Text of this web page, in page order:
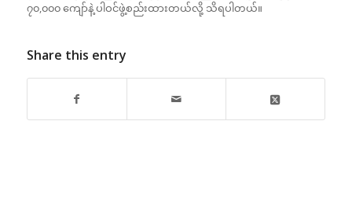
၇၀,၀၀၀ ကျော်နဲ့ ပါဝင်ဖွဲ့စည်းထားတယ်လို့ သိရပါတယ်။
Share this entry